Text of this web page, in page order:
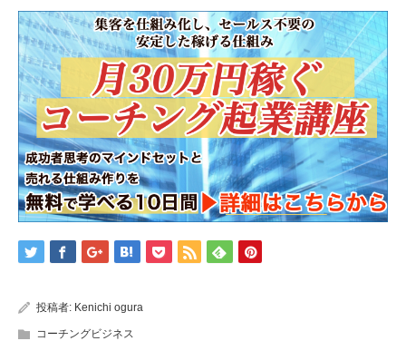
投稿者: Kenichi ogura
コーチングビジネス